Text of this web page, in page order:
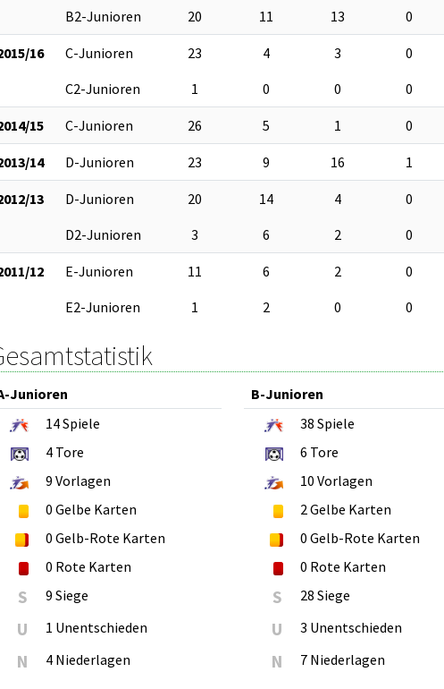
B2-Junioren
20 11 13 0
16 C-Junioren 23 4 3 0
C2-Junioren
1 0 0 0
15 C-Junioren 26 5 1 0
14 D-Junioren 23 9 16 1
13 D-Junioren 20 14 4 0
D2-Junioren
3 6 2 0
12 E-Junioren 11 6 2 0
E2-Junioren
1 2 0 0
Junioren
14Spiele
4 Tore
9 Vorlagen
0 Gelbe Karten
0 Gelb-Rote Karten
0 Rote Karten
S 9 Siege
U 1 Unentschieden
N 4 Niederlagen
B-Junioren
38 Spiele
6 Tore
10 Vorlagen
2Gelbe Karten
0 Gelb-Rote Karten
0 Rote Karten
S 28 Siege
U 3 Unentschieden
N 7 Niederlagen